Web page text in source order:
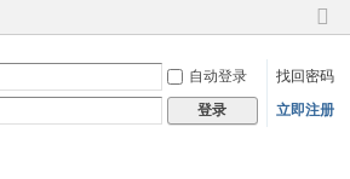
切
到
窄
自动登录
找回密码
登录 立即注册